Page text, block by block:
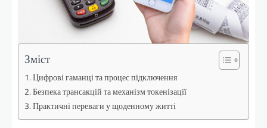
Зміст
Цифрові гаманці та процес підключення
Безпека трансакцій та механізм токенізації
Практичні переваги у щоденному житті